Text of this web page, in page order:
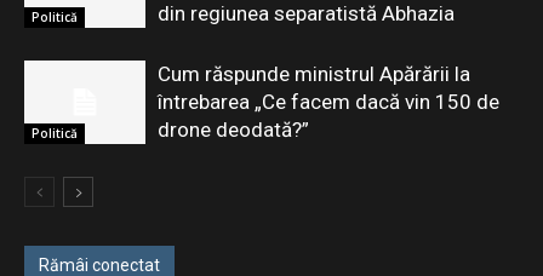
Politică
din regiunea separatistă Abhazia
Politică
Cum răspunde ministrul Apărării la
întrebarea „Ce facem dacă vin 150 de
drone deodată?”
Rămâi conectat